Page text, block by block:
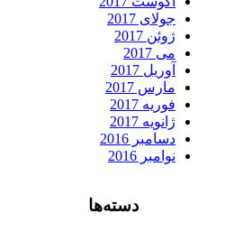
جولای 2017
ژوئن 2017
می 2017
آوریل 2017
مارس 2017
فوریه 2017
ژانویه 2017
دسامبر 2016
نوامبر 2016
دسته‌ها